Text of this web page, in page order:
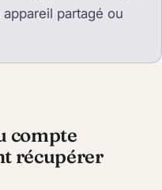
partagé ou
compte
récupérer